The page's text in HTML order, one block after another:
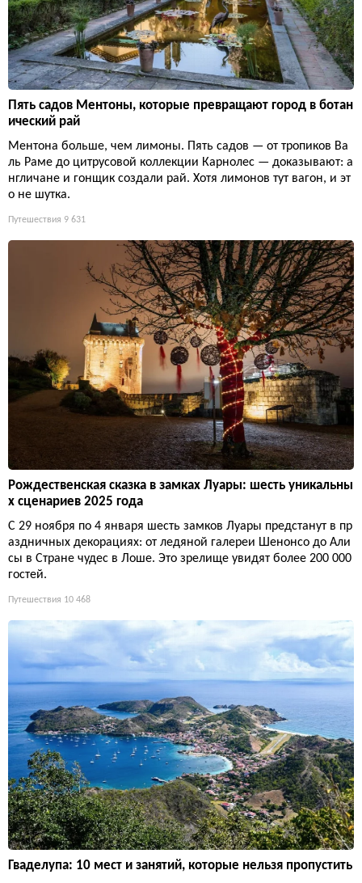
Пять садов Ментоны, которые превращают город в ботан
ический рай
Ментона больше, чем лимоны. Пять садов — от тропиков Ва
ль Раме до цитрусовой коллекции Карнолес — доказывают: а
нгличане и гонщик создали рай. Хотя лимонов тут вагон, и эт
о не шутка.
Путешествия 9 631
Рождественская сказка в замках Луары: шесть уникальны
х сценариев 2025 года
С 29 ноября по 4 января шесть замков Луары предстанут в пр
аздничных декорациях: от ледяной галереи Шенонсо до Али
сы в Стране чудес в Лоше. Это зрелище увидят более 200 000
гостей.
Путешествия 10 468
Гваделупа: 10 мест и занятий, которые нельзя пропустить